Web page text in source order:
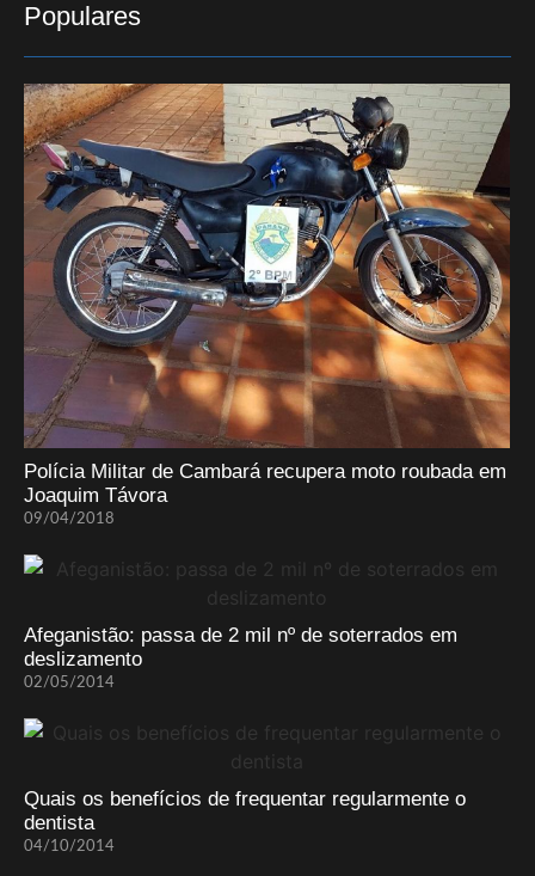
Populares
Polícia Militar de Cambará recupera moto roubada em
Joaquim Távora
09/04/2018
Afeganistão: passa de 2 mil nº de soterrados em
deslizamento
02/05/2014
Quais os benefícios de frequentar regularmente o
dentista
04/10/2014